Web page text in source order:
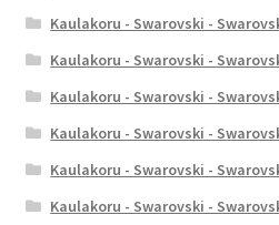
Kaulakoru - Swarovski -
Kaulakoru - Swarovski -
Kaulakoru - Swarovski -
Kaulakoru - Swarovski -
Kaulakoru - Swarovski -
Kaulakoru - Swarovski -